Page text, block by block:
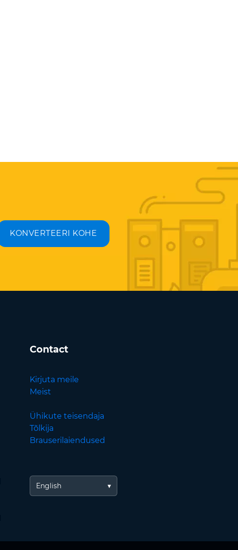
KONVERTEERI KOHE
Contact
Kirjuta meile
Meist
Ühikute teisendaja
Tõlkija
Brauserilaiendused
English